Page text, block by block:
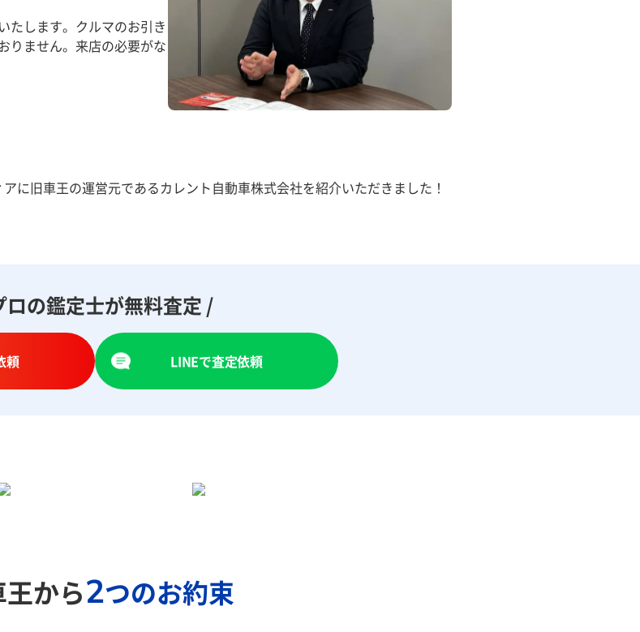
たします。クルマのお引き
りません。来店の必要がな
に旧車王の運営元であるカレント自動車株式会社を紹介いただきました！
ロの鑑定士が無料査定 /
頼 LINEで査定依頼
から2つのお約束